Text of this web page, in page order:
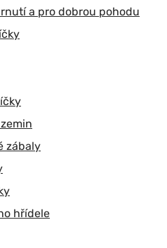
a pro dobrou pohodu
zábaly
hřídele